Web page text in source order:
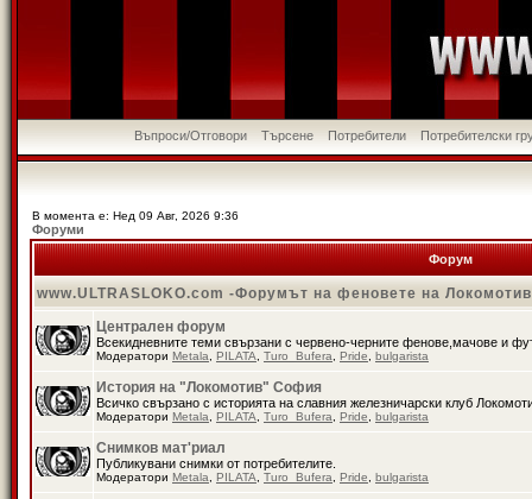
Въпроси/Отговори Търсене Потребители Потребителски
В момента е: Нед 09 Авг, 2026 9:36
Форуми
Форум
www.ULTRASLOKO.com -Форумът на феновете на
Централен форум
Всекидневните теми свързани с червено-черните фенове,мачове и
Модератори Metala PILATA Turo_Bufera Pride bulgarista
История на "Локомотив" София
Всичко свързано с историята на славния железничарски клуб
Модератори Metala PILATA Turo_Bufera Pride bulgarista
Снимков мат'риал
Публикувани снимки от потребителите.
Модератори Metala PILATA Turo_Bufera Pride bulgarista